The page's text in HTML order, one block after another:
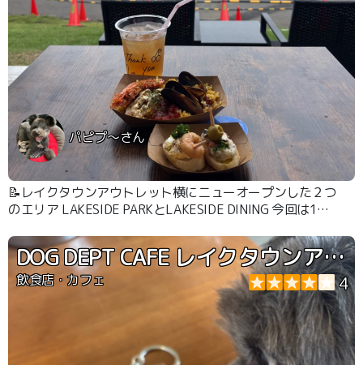
パピプ〜さん
📝レイクタウンアウトレット横にニューオープンした２つ
のエリア LAKESIDE PARKとLAKESIDE DINING 今回は1人
で楽しんできました。 店舗の前にはテーブルが置いてあ
るので調節池を眺めながらお食事出来ます。風が心地よい
です。もちろん🐶ちゃんも一緒です。🐶ちゃんのご飯はあ
りません。芝生広場や遊歩道などがあり、お散歩も楽しい
です。 🐶ちゃんがいっぱい来てるのでうちの🐶もしっぽ
ブンブン喜んでました。
DOG DEPT CAFE レイクタウンアウトレット店
飲食店・カフェ 4